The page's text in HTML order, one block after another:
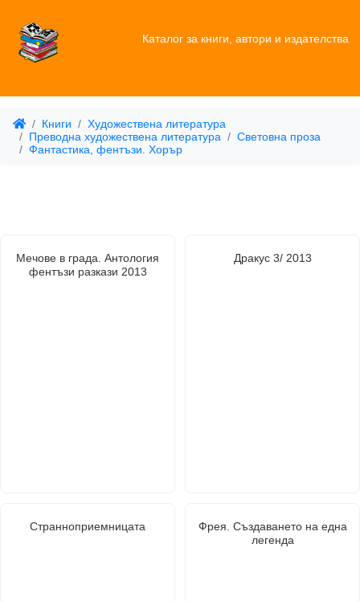
Каталог за книги, автори и издателства
Книги
Художествена литература
Преводна художествена литература
Световна проза
Фантастика, фентъзи. Хорър
Мечове в града. Антология
фентъзи разкази 2013
Дракус 3/ 2013
Странноприемницата
Фрея. Създаването на една
легенда